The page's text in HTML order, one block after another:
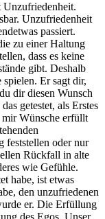
Unzufriedenheit.
Unzufriedenheit
passiert.
zu einer Haltung
dass es keine
gibt. Deshalb
Er sagt dir,
dir diesen Wunsch
getestet, als Erstes
mir Wünsche erfüllt
feststellen oder nur
Rückfall in alte
wie Gefühle.
habe, ist etwas
den unzufriedenen
er. Die Erfüllung
des Egos. Unser